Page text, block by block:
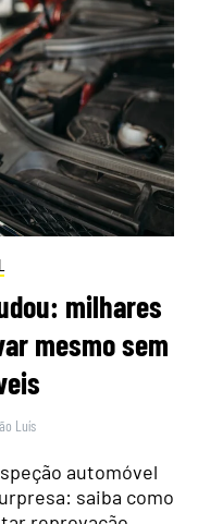
milhares
mesmo sem
Luís
automóvel
saiba como